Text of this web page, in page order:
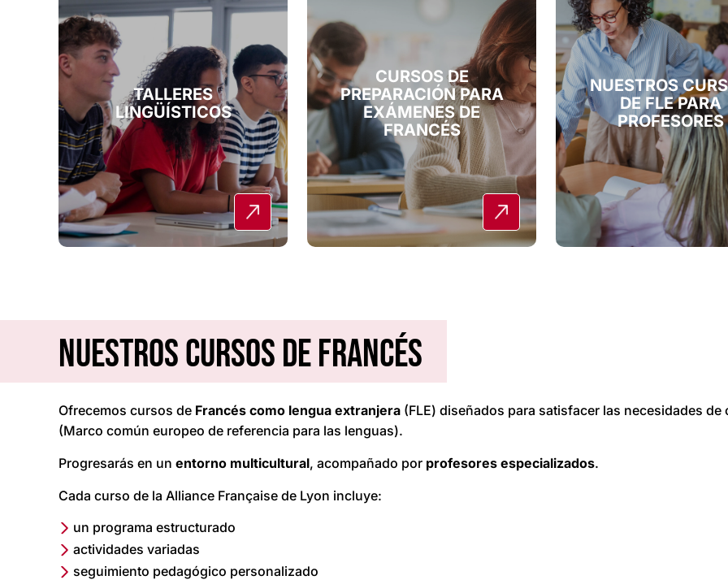
TALLERES
LINGÜÍSTICOS
CURSOS DE
PREPARACIÓN PARA
EXÁMENES DE
FRANCÉS
NUESTROS
DE FLE PARA
PROFESORES
Nuestros cursos de francés
Ofrecemos cursos de Francés como lengua extranjera (FLE) diseñados para satisfacer las necesidades
(Marco común europeo de referencia para las lenguas).
Progresarás en un entorno multicultural, acompañado por profesores especializados.
Cada curso de la Alliance Française de Lyon incluye:
un programa estructurado
actividades variadas
seguimiento pedagógico personalizado